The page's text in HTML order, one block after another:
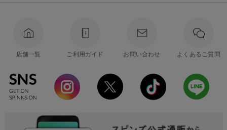
店舗一覧 ご利用ガイド お問い合わせ よくあるご質問